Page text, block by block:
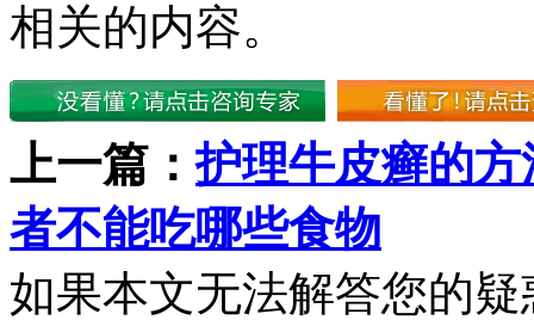
相关的内容。
上一篇：护理牛皮癣的
者不能吃哪些食物
如果本文无法解答您的